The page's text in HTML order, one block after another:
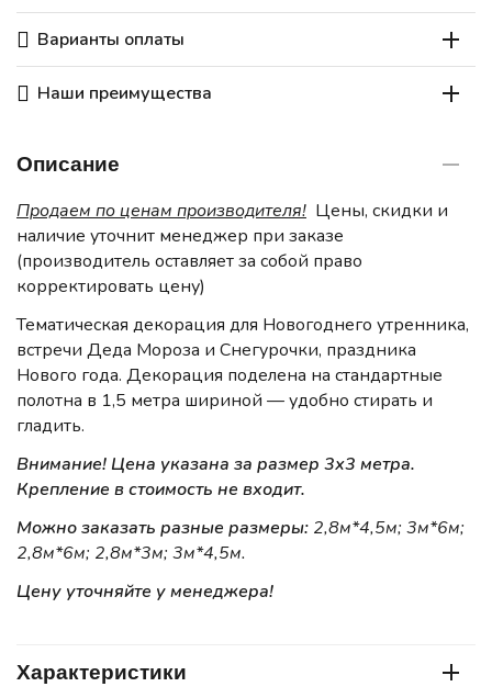
Варианты оплаты
Наши преимущества
Описание
Продаем по ценам производителя! Цены, скидки и
наличие уточнит менеджер при заказе
(производитель оставляет за собой право
корректировать цену)
Тематическая декорация для Новогоднего утренника,
встречи Деда Мороза и Снегурочки, праздника
Нового года. Декорация поделена на стандартные
полотна в 1,5 метра шириной — удобно стирать и
гладить.
Внимание! Цена указана за размер 3х3 метра.
Крепление в стоимость не входит.
Можно заказать разные размеры: 2,8м*4,5м; 3м*6м;
2,8м*6м; 2,8м*3м; 3м*4,5м.
Цену уточняйте у менеджера!
Характеристики